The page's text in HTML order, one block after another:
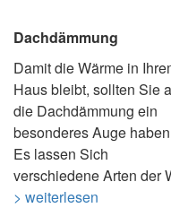
Dachdämmung
Damit die Wärme in
Haus bleibt, sollten Sie
die Dachdämmung ein
besonderes Auge
Es lassen Sich
verschiedene Arten der
> weiterlesen